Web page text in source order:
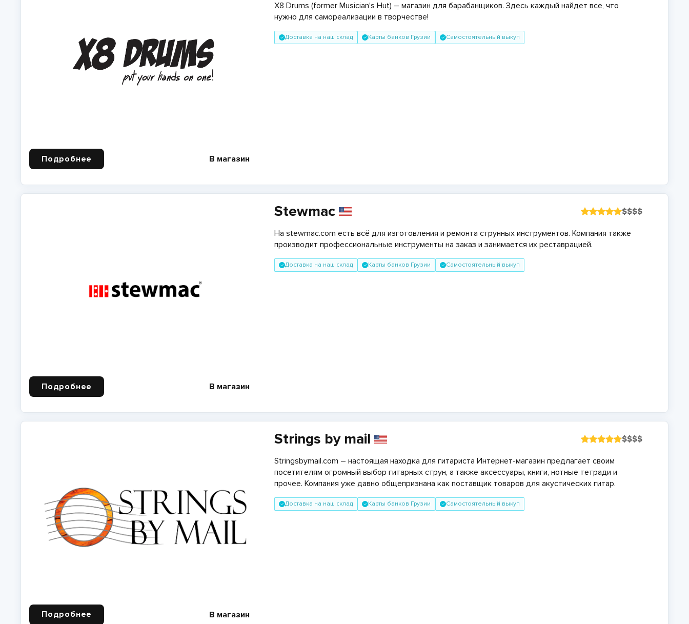
Подробнее В магазин
X8 Drums (former Musician's Hut) – магазин для барабанщиков. Здесь каждый найдет все, что
нужно для самореализации в творчестве!
Доставка на наш склад Карты банков Грузии Самостоятельный выкуп
Подробнее В магазин
Stewmac $$$$
На stewmac.com есть всё для изготовления и ремонта струнных инструментов. Компания также
производит профессиональные инструменты на заказ и занимается их реставрацией.
Доставка на наш склад Карты банков Грузии Самостоятельный выкуп
Подробнее В магазин
Strings by mail $$$$
Stringsbymail.com – настоящая находка для гитариста Интернет-магазин предлагает своим
посетителям огромный выбор гитарных струн, а также аксессуары, книги, нотные тетради и
прочее. Компания уже давно общепризнана как поставщик товаров для акустических гитар.
Доставка на наш склад Карты банков Грузии Самостоятельный выкуп